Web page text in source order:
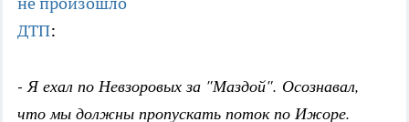
ДТП:
- Я ехал по Невзоровых за "Маздой". Осознавал,
что мы должны пропускать поток по Ижоре.